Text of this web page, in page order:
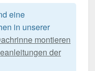
eine
in unserer
montieren
der